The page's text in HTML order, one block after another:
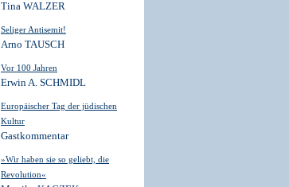
Tina WALZER
Seliger Antisemit!
Arno TAUSCH
Vor 100 Jahren
Erwin A. SCHMIDL
Europäischer Tag der jüdischen
Kultur
Gastkommentar
»Wir haben sie so geliebt, die
Revolution«